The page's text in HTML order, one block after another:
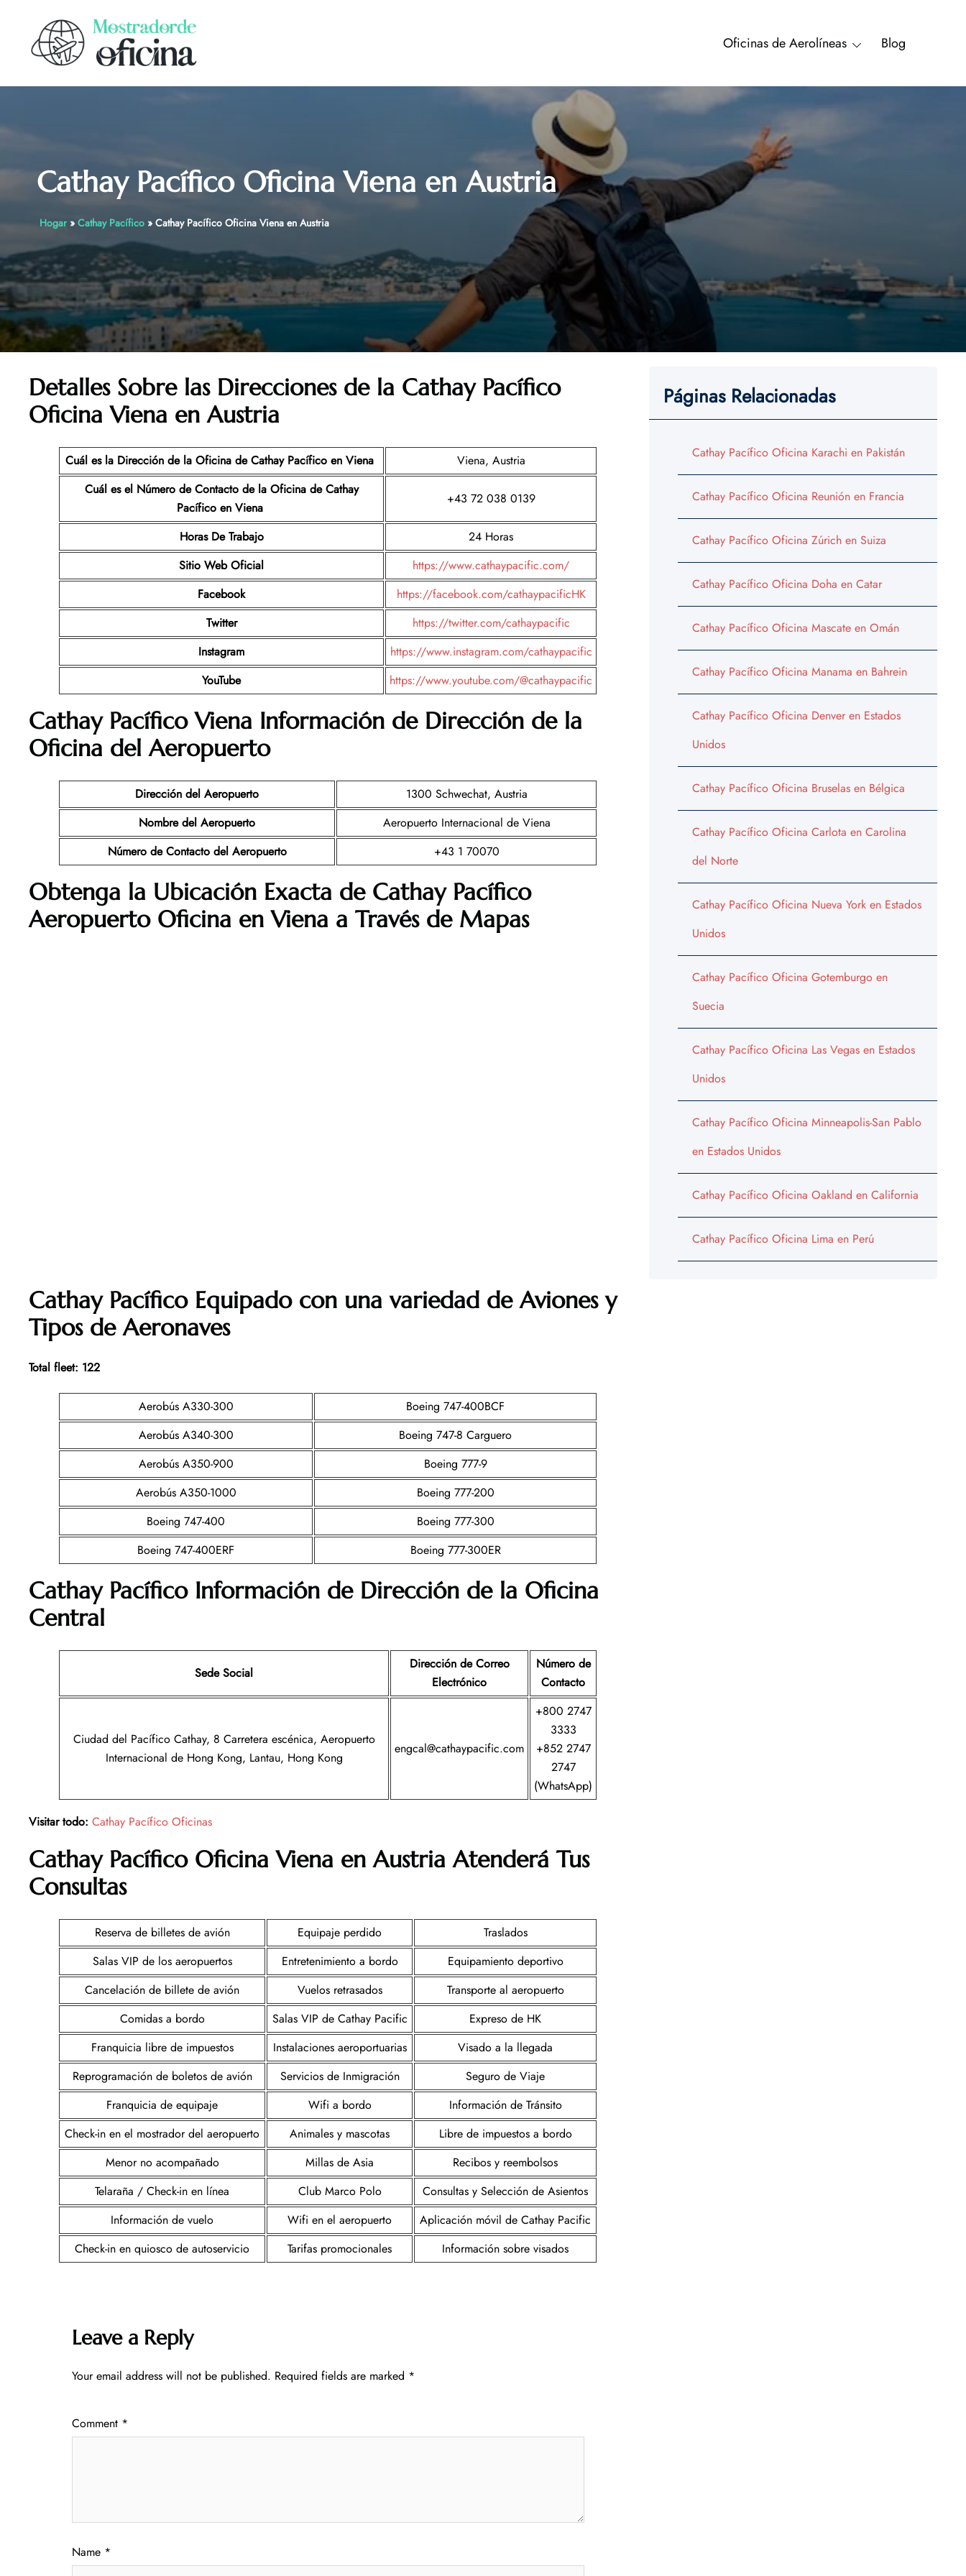
content
Oficinas de Aerolíneas Blog
Cathay Pacífico Oficina Viena en Austria
Hogar» Cathay Pacífico» Cathay Pacífico Oficina Viena en Austria
Detalles Sobre las Direcciones de la Cathay Pacífico
Oficina Viena en Austria
Cuál es la Dirección de la Oficina de Cathay Pacífico en Viena
Viena, Austria
Cuál es el Número de Contacto de la Oficina de Cathay
Pacífico en Viena
+43 72 038 0139
Horas De Trabajo
24 Horas
Sitio Web Oficial
https://www.cathaypacific.com/
Facebook
https://facebook.com/cathaypacificHK
Twitter
https://twitter.com/cathaypacific
Instagram
https://www.instagram.com/cathaypacific
YouTube
https://www.youtube.com/@cathaypacific
Cathay Pacífico Viena Información de Dirección de la
Oficina del Aeropuerto
Dirección del Aeropuerto
1300 Schwechat, Austria
Nombre del Aeropuerto
Aeropuerto Internacional de Viena
Número de Contacto del Aeropuerto
+43 1 70070
Obtenga la Ubicación Exacta de Cathay Pacífico
Aeropuerto Oficina en Viena a Través de Mapas
Cathay Pacífico Equipado con una variedad de Aviones y
Tipos de Aeronaves
Total fleet: 122
Aerobús A330-300
Boeing 747-400BCF
Aerobús A340-300
Boeing 747-8 Carguero
Aerobús A350-900
Boeing 777-9
Aerobús A350-1000
Boeing 777-200
Boeing 747-400
Boeing 777-300
Boeing 747-400ERF
Boeing 777-300ER
Cathay Pacífico Información de Dirección de la Oficina
Central
Sede Social
Dirección de Correo
Electrónico
Número de
Contacto
Ciudad del Pacífico Cathay, 8 Carretera escénica, Aeropuerto
Internacional de Hong Kong, Lantau, Hong Kong
engcal@cathaypacific.com
+800 2747
3333
+852 2747
2747
(WhatsApp)
Visitar todo: Cathay Pacífico Oficinas
Cathay Pacífico OficinaViena en AustriaAtenderá Tus
Consultas
Reserva de billetes de avión Equipaje perdido
Traslados
Salas VIP de los aeropuertos
Entretenimiento a bordo
Equipamiento deportivo
Cancelación de billete de avión
Vuelos retrasados
Transporte al aeropuerto
Comidas a bordo
Salas VIP de Cathay Pacific
Expreso de HK
Franquicia libre de impuestos
Instalaciones aeroportuarias
Visado a la llegada
Reprogramación de boletos de avión
Servicios de Inmigración
Seguro de Viaje
Franquicia de equipaje
Wifi a bordo
Información de Tránsito
Check-in en el mostrador del aeropuerto
Animales y mascotas
Libre de impuestos a bordo
Menor no acompañado
Millas de Asia
Recibos y reembolsos
Telaraña / Check-in en línea
Club Marco Polo
Consultas y Selección de Asientos
Información de vuelo
Wifi en el aeropuerto
Aplicación móvil de Cathay Pacific
Check-in en quiosco de autoservicio
Tarifas promocionales Información sobre visados
Leave a Reply
Your email address will not be published. Required fields are marked *
Comment *
Name *
Páginas Relacionadas
Cathay Pacífico Oficina Karachi en Pakistán
Cathay Pacífico Oficina Reunión en Francia
Cathay Pacífico Oficina Zúrich en Suiza
Cathay Pacífico Oficina Doha en Catar
Cathay Pacífico Oficina Mascate en Omán
Cathay Pacífico Oficina Manama en Bahrein
Cathay Pacífico Oficina Denver en Estados
Unidos
Cathay Pacífico Oficina Bruselas en Bélgica
Cathay Pacífico Oficina Carlota en Carolina
del Norte
Cathay Pacífico Oficina Nueva York en Estados
Unidos
Cathay Pacífico Oficina Gotemburgo en
Suecia
Cathay Pacífico Oficina Las Vegas en Estados
Unidos
Cathay Pacífico Oficina Minneapolis-San Pablo
en Estados Unidos
Cathay Pacífico Oficina Oakland en California
Cathay Pacífico Oficina Lima en Perú